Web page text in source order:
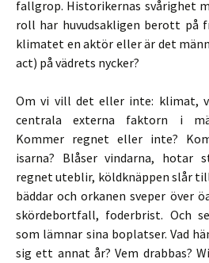
fallgrop. Historikernas svårighet
roll har huvudsakligen berott på
klimatet en aktör eller är det
act) på vädrets nycker?
Om vi vill det eller inte: klimat,
centrala externa faktorn i
Kommer regnet eller inte?
isarna? Blåser vindarna, hotar
regnet uteblir, köldknäppen slår
bäddar och orkanen sveper över
skördebortfall, foderbrist. Och
som lämnar sina boplatser. Vad
sig ett annat år? Vem drabbas?